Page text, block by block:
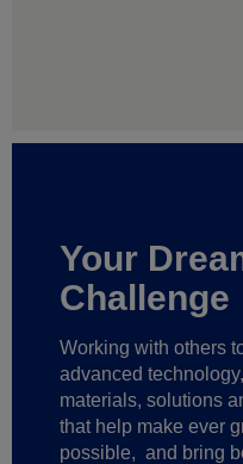
Your
Challenge
Working with others
advanced technology,
materials, solutions
that help make ever
possible, and bring